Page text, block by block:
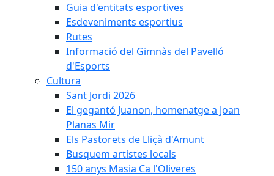
Guia d'entitats esportives
Esdeveniments esportius
Rutes
Informació del Gimnàs del Pavelló
d'Esports
Cultura
Sant Jordi 2026
El gegantó Juanon, homenatge a Joan
Planas Mir
Els Pastorets de Lliçà d'Amunt
Busquem artistes locals
150 anys Masia Ca l'Oliveres